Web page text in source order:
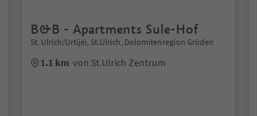
B&B - Apartments Sule-Hof
St. Ulrich/Urtijëi, St.Ulrich, Dolomitenregion Gröden
1.1 km von St.Ulrich Zentrum